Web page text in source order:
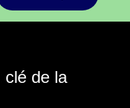
clé de la